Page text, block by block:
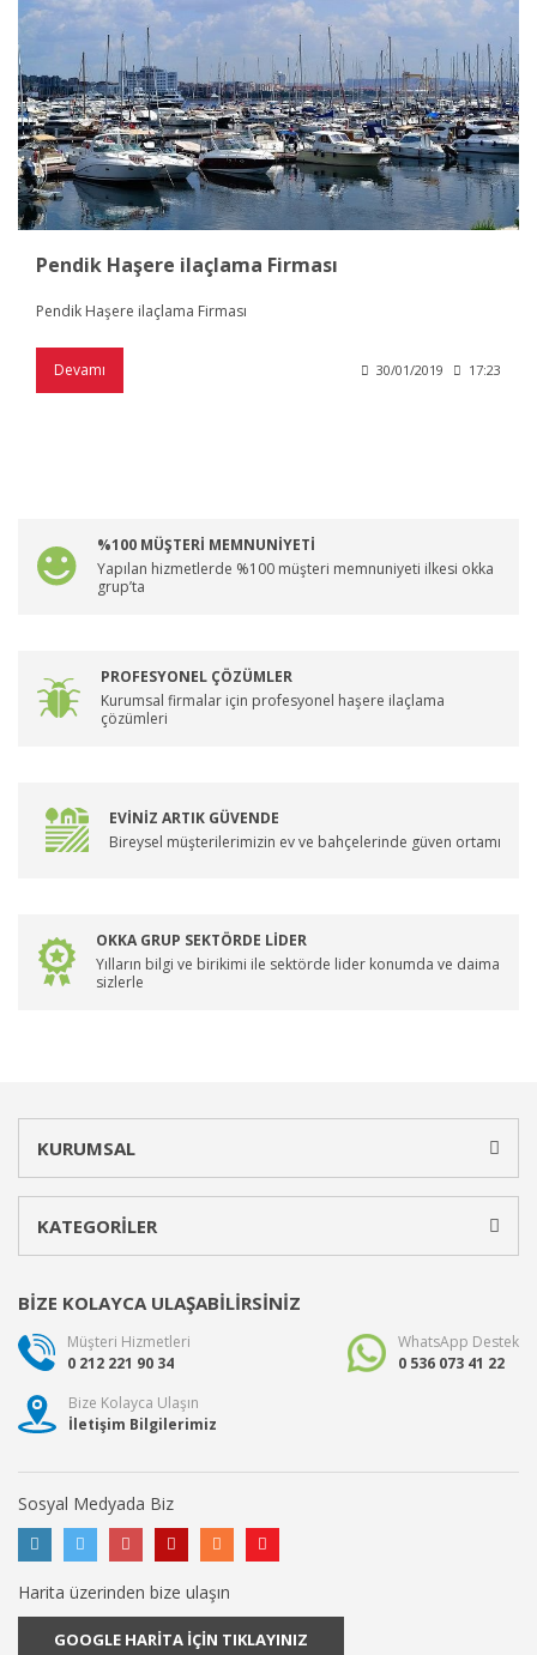
Pendik Haşere ilaçlama Firması
Pendik Haşere ilaçlama Firması
Devamı 30/01/2019 17:23
%100 MÜŞTERİ MEMNUNİYETİ
Yapılan hizmetlerde %100 müşteri memnuniyeti ilkesi okka
grup’ta
PROFESYONEL ÇÖZÜMLER
Kurumsal firmalar için profesyonel haşere ilaçlama
çözümleri
EVİNİZ ARTIK GÜVENDE
Bireysel müşterilerimizin ev ve bahçelerinde güven ortamı
OKKA GRUP SEKTÖRDE LİDER
Yılların bilgi ve birikimi ile sektörde lider konumda ve daima
sizlerle
KURUMSAL
KATEGORİLER
BİZE KOLAYCA ULAŞABİLİRSİNİZ
Müşteri Hizmetleri
0 212 221 90 34
WhatsApp Destek
0 536 073 41 22
Bize Kolayca Ulaşın
İletişim Bilgilerimiz
Sosyal Medyada Biz
Harita üzerinden bize ulaşın
GOOGLE HARİTA İÇİN TIKLAYINIZ